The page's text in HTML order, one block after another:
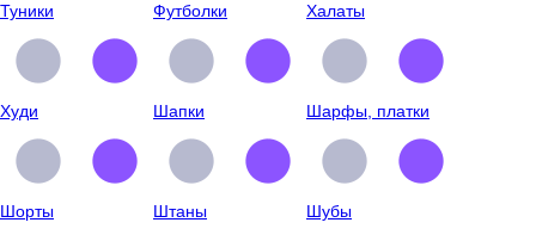
Туники Футболки Халаты
Худи Шапки Шарфы, платки
Шорты Штаны Шубы